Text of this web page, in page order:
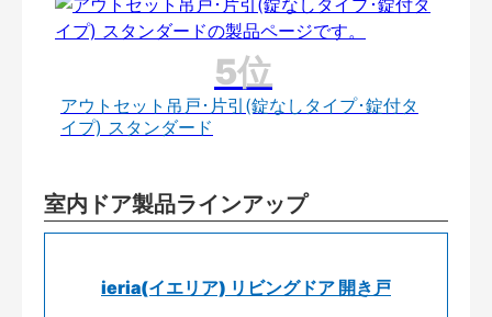
アウトセット吊戸･片引(錠なしタイプ･錠付タ
イプ) スタンダード
室内ドア製品ラインアップ
ieria(イエリア) リビングドア 開き戸